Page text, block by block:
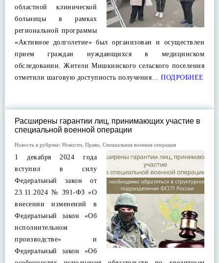
областной клинической
больницы в рамках
региональной программы
«Активное долголетие» был организован и осуществлен
прием граждан нуждающихся в медицинском
обследовании. Жители Мишкинского сельского поселения
отметили шаговую доступность получения… ПОДРОБНЕЕ
Расширены гарантии лиц, принимающих участие в
специальной военной операции
Новость в рубрике: Новости Право Специальная военная операция
1 декабря 2024 года
вступил в силу
Федеральный закон от
23.11.2024 № 391-ФЗ «О
внесении изменений в
Федеральный закон «Об
исполнительном
производстве» и
Федеральный закон «Об